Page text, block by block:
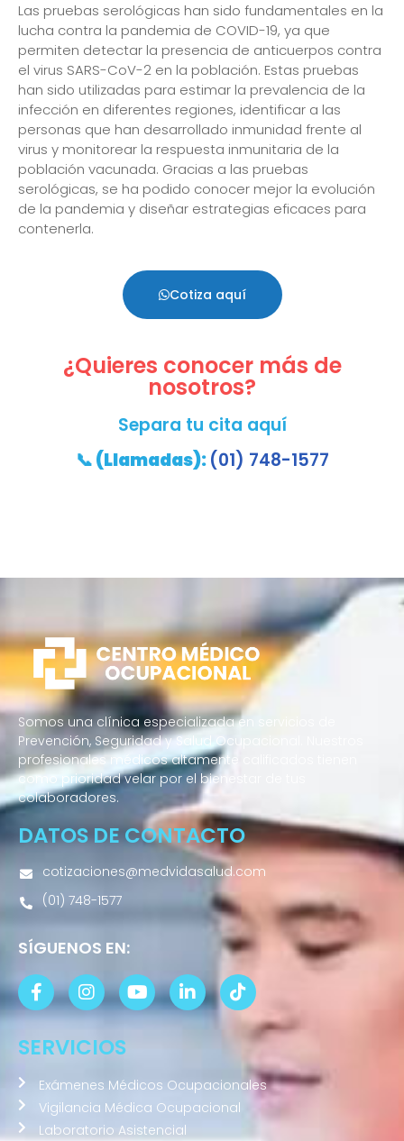
Las pruebas serológicas han sido fundamentales en la
lucha contra la pandemia de COVID-19, ya que
permiten detectar la presencia de anticuerpos contra
el virus SARS-CoV-2 en la población. Estas pruebas
han sido utilizadas para estimar la prevalencia de la
infección en diferentes regiones, identificar a las
personas que han desarrollado inmunidad frente al
virus y monitorear la respuesta inmunitaria de la
población vacunada. Gracias a las pruebas
serológicas, se ha podido conocer mejor la evolución
de la pandemia y diseñar estrategias eficaces para
contenerla.
Cotiza aquí
¿Quieres conocer más de
nosotros?
Separa tu cita aquí
📞(Llamadas):(01) 748-1577
Somos una clínica especializada en servicios de
Prevención, Seguridad y Salud Ocupacional. Nuestros
profesionales médicos altamente calificados tienen
como prioridad velar por el bienestar de tus
colaboradores.
DATOS DE CONTACTO
cotizaciones@medvidasalud.com
(01) 748-1577
SÍGUENOS EN:
SERVICIOS
Exámenes Médicos Ocupacionales
Vigilancia Médica Ocupacional
Laboratorio Asistencial